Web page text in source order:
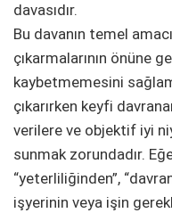
davasıdır.
Bu davanın temel
çıkarmalarının önüne
kaybetmemesini
çıkarırken keyfi
verilere ve objektif iyi
sunmak zorundadır.
“yeterliliğinden”,
işyerinin veya işin